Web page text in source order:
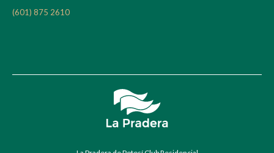
(601) 875 2610